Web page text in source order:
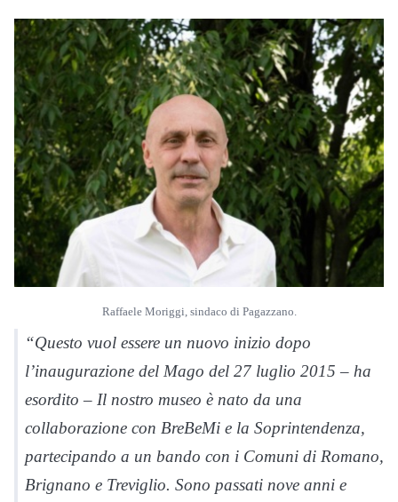
Raffaele Moriggi, sindaco di Pagazzano.
“Questo vuol essere un nuovo inizio dopo
l’inaugurazione del Mago del 27 luglio 2015 – ha
esordito – Il nostro museo è nato da una
collaborazione con BreBeMi e la Soprintendenza,
partecipando a un bando con i Comuni di Romano,
Brignano e Treviglio. Sono passati nove anni e